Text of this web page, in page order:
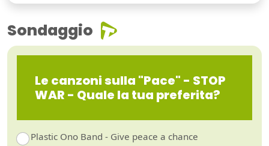
Sondaggio
Le canzoni sulla "Pace" - STOP
WAR - Quale la tua preferita?
Plastic Ono Band - Give peace a chance